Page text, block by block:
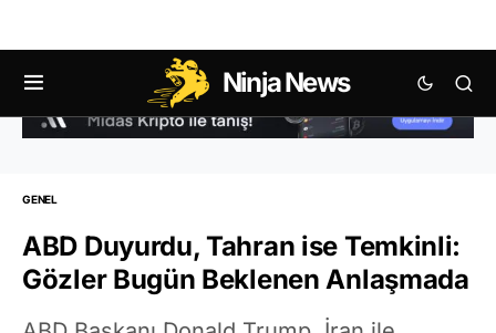
Ninja News
GENEL
ABD Duyurdu, Tahran ise Temkinli:
Gözler Bugün Beklenen Anlaşmada